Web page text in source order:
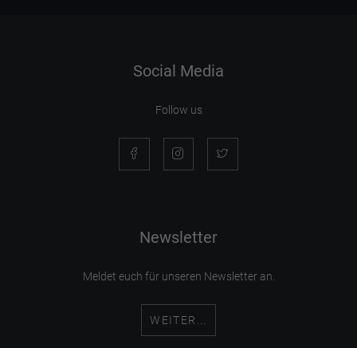
Social Media
Follow us
Newsletter
Meldet euch für unseren Newsletter an.
WEITER...